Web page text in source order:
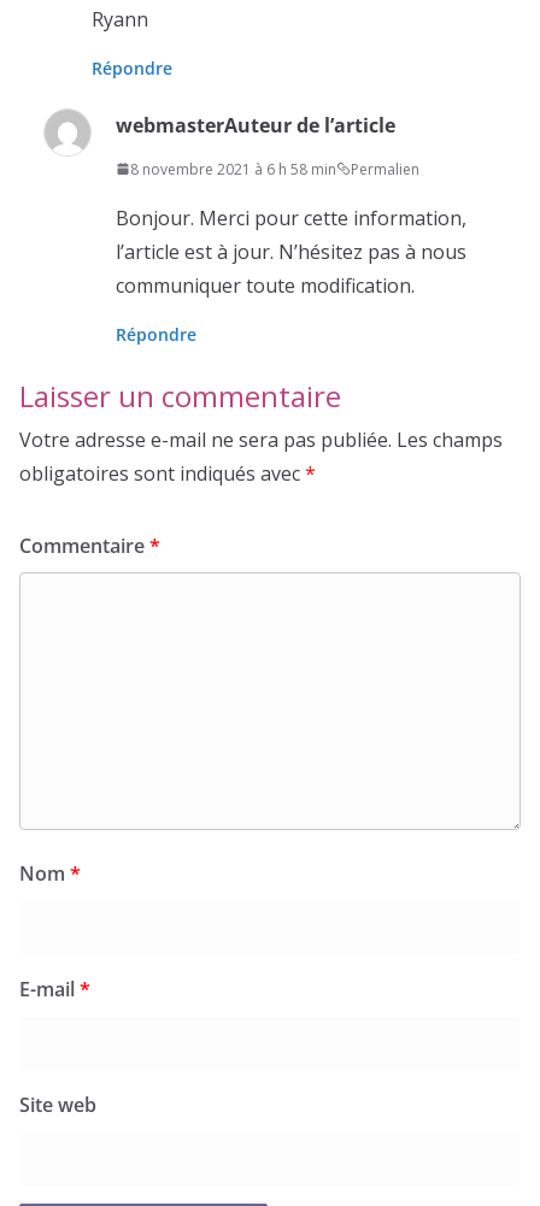
Ryann
Répondre
webmasterAuteur de l’article
8 novembre 2021 à 6 h 58 min Permalien
Bonjour. Merci pour cette information,
l’article est à jour. N’hésitez pas à nous
communiquer toute modification.
Répondre
Laisser un commentaire
Votre adresse e-mail ne sera pas publiée. Les champs
obligatoires sont indiqués avec*
Commentaire*
Nom *
E-mail*
Site web